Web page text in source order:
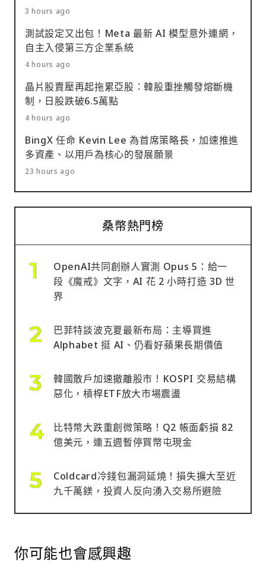
3 hours ago
測試設定又出包！Meta 最新 AI 模型意外連網，
自主入侵第三方企業系統
4 hours ago
晶片股賣壓再起拖累亞股：韓股重挫觸發熔斷機
制，日股跌破6.5萬點
4 hours ago
BingX 任命 Kevin Lee 為首席策略長，加速推進
多資產、以用戶為核心的發展願景
23 hours ago
桑幣熱門榜
OpenAI共同創辦人實測 Opus 5：給一
段《魔戒》文字，AI 花 2 小時打造 3D 世
界
巴菲特談波克夏最新布局：主導買進
Alphabet 挺 AI、仍看好蘋果長期價值
韓國散戶加速撤離股市！KOSPI 交易結構
惡化，槓桿ETF放大市場震盪
比特幣大跌重創微策略！Q2 帳面虧損 82
億美元，連五週暫停買幣屯現金
Coldcard冷錢包漏洞延燒！損失擴大至近
九千萬鎂，投資人反向湧入交易所避險
你可能也會感興趣